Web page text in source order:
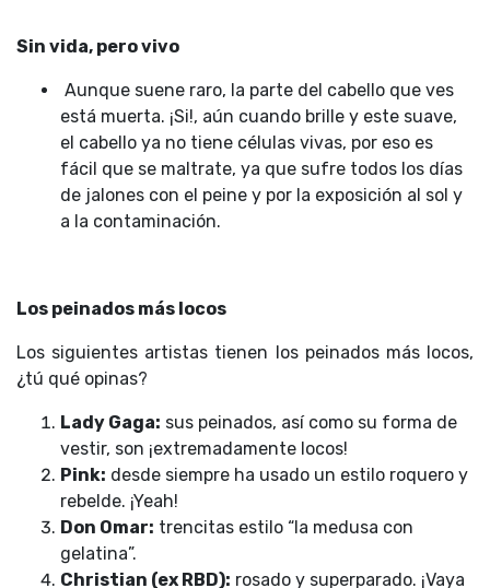
Sin vida, pero vivo
Aunque suene raro, la parte del cabello que ves
está muerta. ¡Si!, aún cuando brille y este suave,
el cabello ya no tiene células vivas, por eso es
fácil que se maltrate, ya que sufre todos los días
de jalones con el peine y por la exposición al sol y
a la contaminación.
Los peinados más locos
Los siguientes artistas tienen los peinados más locos,
¿tú qué opinas?
Lady Gaga: sus peinados, así como su forma de
vestir, son ¡extremadamente locos!
Pink: desde siempre ha usado un estilo roquero y
rebelde. ¡Yeah!
Don Omar: trencitas estilo “la medusa con
gelatina”.
Christian (ex RBD): rosado y superparado. ¡Vaya